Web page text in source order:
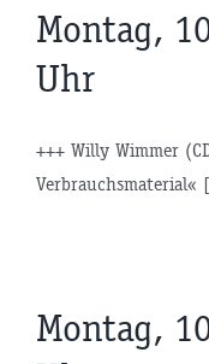
Montag,
Uhr
+++ Willy Wimmer
Verbrauchsmaterial«
Montag,